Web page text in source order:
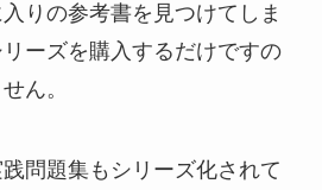
りの参考書を見つけてしま
ーズを購入するだけですの
ん。
問題集もシリーズ化されて